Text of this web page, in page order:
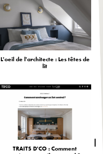
L'oeil de l'architecte : Les têtes de
lit
TRAITS D'CO : Comment